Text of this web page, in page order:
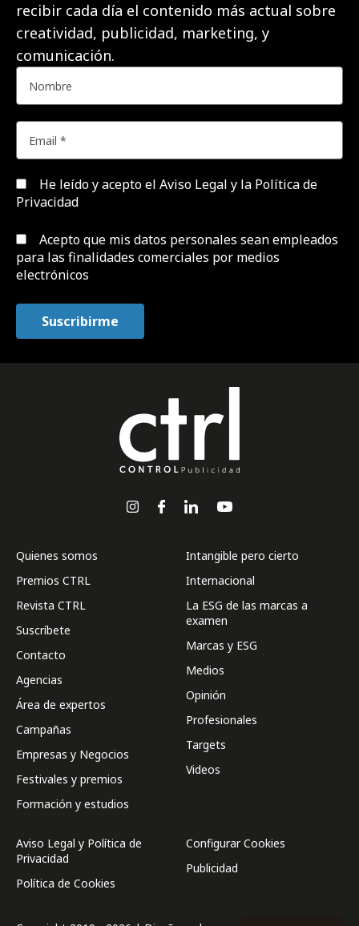
recibir cada día el contenido más actual sobre
creatividad, publicidad, marketing, y
comunicación.
He leído y acepto el Aviso Legal y la Política de
Privacidad
Acepto que mis datos personales sean empleados
para las finalidades comerciales por medios
electrónicos
Quienes somos
Premios CTRL
Revista CTRL
Suscríbete
Contacto
Agencias
Área de expertos
Campañas
Empresas y Negocios
Festivales y premios
Formación y estudios
Intangible pero cierto
Internacional
La ESG de las marcas a
examen
Marcas y ESG
Medios
Opinión
Profesionales
Targets
Videos
Aviso Legal y Política de
Privacidad
Política de Cookies
Configurar Cookies
Publicidad